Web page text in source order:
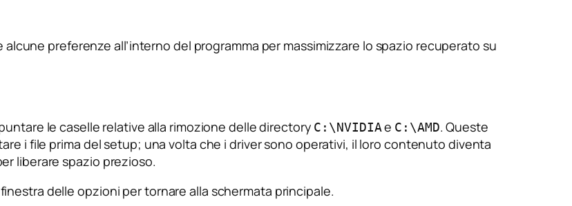
preferenze all’interno del programma per massimizzare lo spazio recuperato su
le caselle relative alla rimozione delle directory C:\NVIDIAe C:\AMD. Queste
i file prima del setup; una volta che i driver sono operativi, il loro contenuto diventa
liberare spazio prezioso.
delle opzioni per tornare alla schermata principale.